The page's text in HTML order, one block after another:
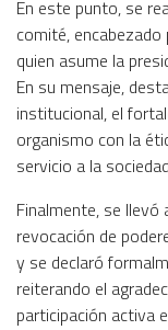
En este punto, se
comité,
quien asume la
En su mensaje,
institucional, el
organismo con la
servicio a la
Finalmente, se
revocación de
y se declaró
reiterando el
participación activa